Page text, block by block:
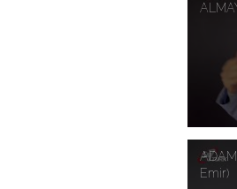
Emir)